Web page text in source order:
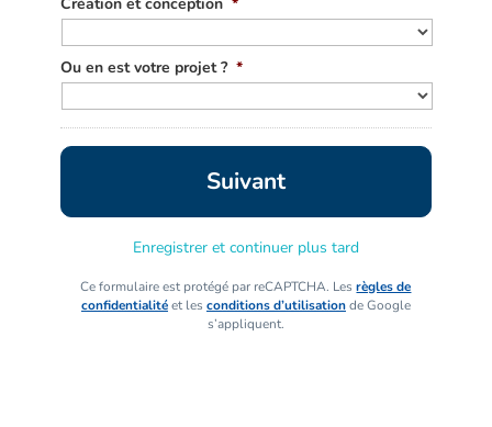
Ou en est votre projet ? *
Enregistrer et continuer plus tard
Ce formulaire est protégé par reCAPTCHA. Lesrègles de
confidentialitéet les conditions d’utilisationde Google
s’appliquent.